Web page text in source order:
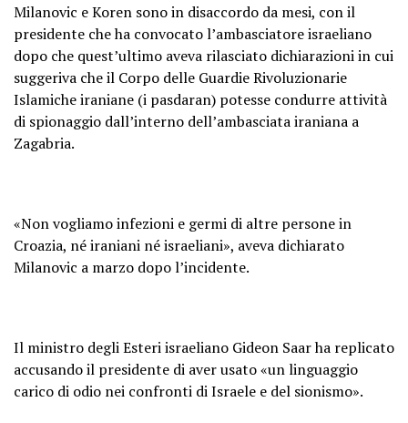
Milanovic e Koren sono in disaccordo da mesi, con il
presidente che ha convocato l’ambasciatore israeliano
dopo che quest’ultimo aveva rilasciato dichiarazioni in cui
suggeriva che il Corpo delle Guardie Rivoluzionarie
Islamiche iraniane (i pasdaran) potesse condurre attività
di spionaggio dall’interno dell’ambasciata iraniana a
Zagabria.
«Non vogliamo infezioni e germi di altre persone in
Croazia, né iraniani né israeliani», aveva dichiarato
Milanovic a marzo dopo l’incidente.
Il ministro degli Esteri israeliano Gideon Saar ha replicato
accusando il presidente di aver usato «un linguaggio
carico di odio nei confronti di Israele e del sionismo».